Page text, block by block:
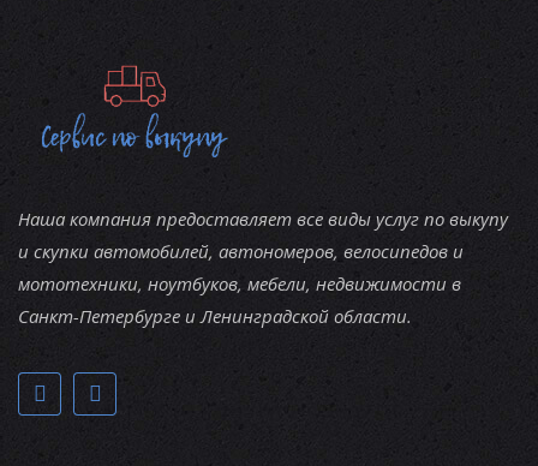
Наша компания предоставляет все виды услуг по выкупу
и скупки автомобилей, автономеров, велосипедов и
мототехники, ноутбуков, мебели, недвижимости в
Санкт-Петербурге и Ленинградской области.